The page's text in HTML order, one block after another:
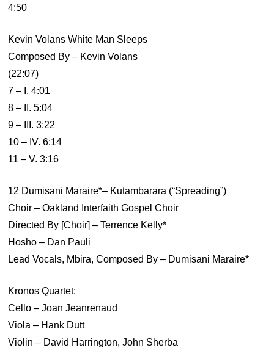
4:50
Kevin Volans White Man Sleeps
Composed By – Kevin Volans
(22:07)
7 – I. 4:01
8 – II. 5:04
9 – III. 3:22
10 – IV. 6:14
11 – V. 3:16
12 Dumisani Maraire*– Kutambarara (“Spreading”)
Choir – Oakland Interfaith Gospel Choir
Directed By [Choir] – Terrence Kelly*
Hosho – Dan Pauli
Lead Vocals, Mbira, Composed By – Dumisani Maraire*
Kronos Quartet:
Cello – Joan Jeanrenaud
Viola – Hank Dutt
Violin – David Harrington, John Sherba